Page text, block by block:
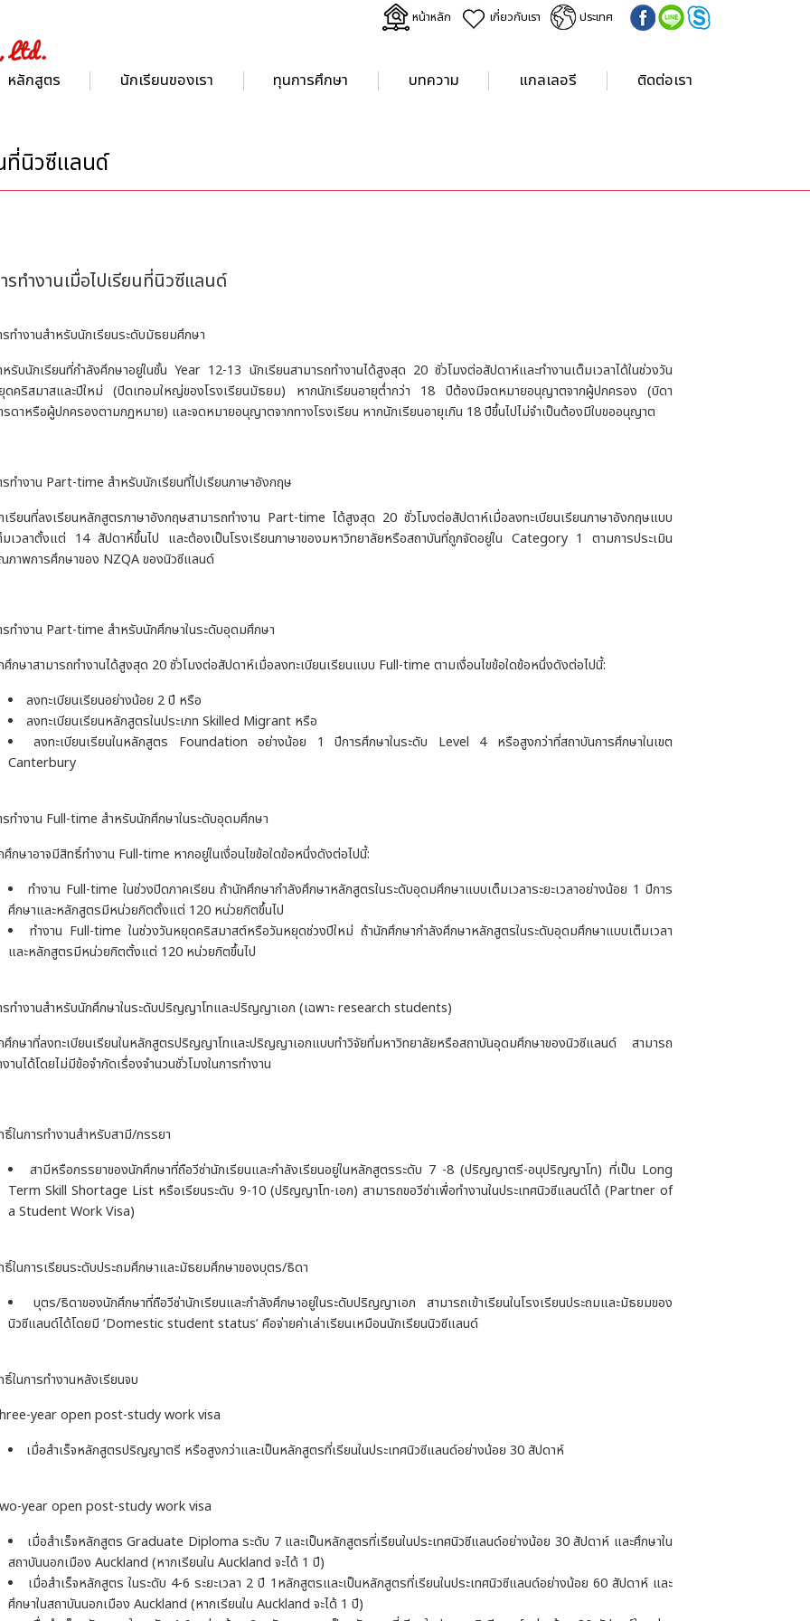
หน้าหลัก เกี่ยวกับเรา ประเทศ
หลักสูตร นักเรียนของเรา ทุนการศึกษา บทความ แกลเลอรี ติดต่อเรา
ที่นิวซีแลนด์
รทำงานเมื่อไปเรียนที่นิวซีแลนด์
รทำงานสำหรับนักเรียนระดับมัธยมศึกษา
หรับนักเรียนที่กำลังศึกษาอยู่ในชั้น Year 12-13 นักเรียนสามารถทำงานได้สูงสุด 20 ชั่วโมงต่อสัปดาห์และทำงานเต็มเวลาได้ในช่วงวัน
ดคริสมาสและปีใหม่ (ปิดเทอมใหญ่ของโรงเรียนมัธยม) หากนักเรียนอายุต่ำกว่า 18 ปีต้องมีจดหมายอนุญาตจากผู้ปกครอง (บิดา
รดาหรือผู้ปกครองตามกฏหมาย) และจดหมายอนุญาตจากทางโรงเรียน หากนักเรียนอายุเกิน 18 ปีขึ้นไปไม่จำเป็นต้องมีใบขออนุญาต
รทำงาน Part-time สำหรับนักเรียนที่ไปเรียนภาษาอังกฤษ
เรียนที่ลงเรียนหลักสูตรภาษาอังกฤษสามารถทำงาน Part-time ได้สูงสุด 20 ชั่วโมงต่อสัปดาห์เมื่อลงทะเบียนเรียนภาษาอังกฤษแบบ
มเวลาตั้งแต่ 14 สัปดาห์ขึ้นไป และต้องเป็นโรงเรียนภาษาของมหาวิทยาลัยหรือสถาบันที่ถูกจัดอยู่ใน Category 1 ตามการประเมิน
ภาพการศึกษาของ NZQA ของนิวซีแลนด์
ทำงาน Part-time สำหรับนักศึกษาในระดับอุดมศึกษา
ศึกษาสามารถทำงานได้สูงสุด 20 ชั่วโมงต่อสัปดาห์เมื่อลงทะเบียนเรียนแบบ Full-time ตามเงื่อนไขข้อใดข้อหนึ่งดังต่อไปนี้:
ลงทะเบียนเรียนอย่างน้อย 2 ปี หรือ
ลงทะเบียนเรียนหลักสูตรในประเภท Skilled Migrant หรือ
ลงทะเบียนเรียนในหลักสูตร Foundation อย่างน้อย 1 ปีการศึกษาในระดับ Level 4 หรือสูงกว่าที่สถาบันการศึกษาในเขต
Canterbury
ทำงาน Full-time สำหรับนักศึกษาในระดับอุดมศึกษา
ศึกษาอาจมีสิทธิ์ทำงาน Full-time หากอยู่ในเงื่อนไขข้อใดข้อหนึ่งดังต่อไปนี้:
ทำงาน Full-time ในช่วงปิดภาคเรียน ถ้านักศึกษากำลังศึกษาหลักสูตรในระดับอุดมศึกษาแบบเต็มเวลาระยะเวลาอย่างน้อย 1 ปีการ
ศึกษาและหลักสูตรมีหน่วยกิตตั้งแต่ 120 หน่วยกิตขึ้นไป
ทำงาน Full-time ในช่วงวันหยุดคริสมาสต์หรือวันหยุดช่วงปีใหม่ ถ้านักศึกษากำลังศึกษาหลักสูตรในระดับอุดมศึกษาแบบเต็มเวลา
และหลักสูตรมีหน่วยกิตตั้งแต่ 120 หน่วยกิตขึ้นไป
รทำงานสำหรับนักศึกษาในระดับปริญญาโทและปริญญาเอก (เฉพาะresearch students)
ศึกษาที่ลงทะเบียนเรียนในหลักสูตรปริญญาโทและปริญญาเอกแบบทำวิจัยที่มหาวิทยาลัยหรือสถาบันอุดมศึกษาของนิวซีแลนด์ สามารถ
านได้โดยไม่มีข้อจำกัดเรื่องจำนวนชั่วโมงในการทำงาน
ธิ์ในการทำงานสำหรับสามี/ภรรยา
สามีหรือภรรยาของนักศึกษาที่ถือวีซ่านักเรียนและกำลังเรียนอยู่ในหลักสูตรระดับ 7 -8 (ปริญญาตรี-อนุปริญญาโท) ที่เป็น Long
Term Skill Shortage List หรือเรียนระดับ 9-10 (ปริญญาโท-เอก) สามารถขอวีซ่าเพื่อทำงานในประเทศนิวซีแลนด์ได้ (Partner of
a Student Work Visa)
ธิ์ในการเรียนระดับประถมศึกษาและมัธยมศึกษาของบุตร/ธิดา
บุตร/ธิดาของนักศึกษาที่ถือวีซ่านักเรียนและกำลังศึกษาอยู่ในระดับปริญญาเอก สามารถเข้าเรียนในโรงเรียนประถมและมัธยมของ
นิวซีแลนด์ได้โดยมี ‘Domestic student status’ คือจ่ายค่าเล่าเรียนเหมือนนักเรียนนิวซีแลนด์
ธิ์ในการทำงานหลังเรียนจบ
year open post-study work visa
เมื่อสำเร็จหลักสูตรปริญญาตรี หรือสูงกว่าและเป็นหลักสูตรที่เรียนในประเทศนิวซีแลนด์อย่างน้อย 30 สัปดาห์
year open post-study work visa
เมื่อสำเร็จหลักสูตร Graduate Diploma ระดับ 7 และเป็นหลักสูตรที่เรียนในประเทศนิวซีแลนด์อย่างน้อย 30 สัปดาห์ และศึกษาใน
สถาบันนอกเมือง Auckland (หากเรียนใน Auckland จะได้ 1 ปี)
เมื่อสำเร็จหลักสูตรในระดับ 4-6 ระยะเวลา 2 ปี 1หลักสูตรและเป็นหลักสูตรที่เรียนในประเทศนิวซีแลนด์อย่างน้อย 60 สัปดาห์ และ
ศึกษาในสถาบันนอกเมือง Auckland (หากเรียนใน Auckland จะได้ 1 ปี)